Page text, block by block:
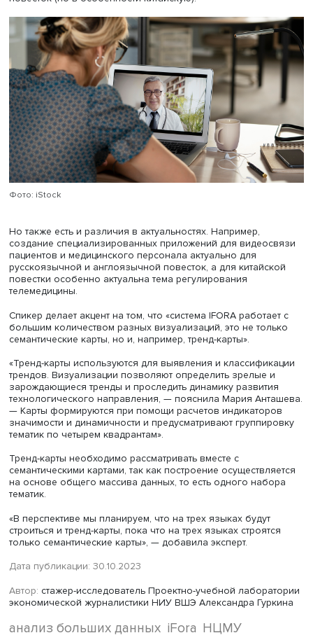
регулировать размерность — чисто визуальную
составляющую.
В итоге специалисты ИСИЭЗ для работы модели
подход PCA.
Кейс: телемедицина
Кейсом для семантической карты на трех языках была
выбрана тематика телемедицины, которая является
наиболее динамично развивающихся научно-
областей с применением технологических новшеств.
Благодаря семантической карте, представленной с
трех языков, Мария Анташева выделила, что для всех
координации оказания телемедицинских услуг и
соответствующей информации, а также что пандемия
оказала сильное влияние на каждую из
повесток (но в особенности китайскую).
Но также есть и различия в актуальностях. Например,
пациентов и медицинского персонала актуально для
русскоязычной и англоязычной повесток, а для
повестки особенно актуальна тема регулирования